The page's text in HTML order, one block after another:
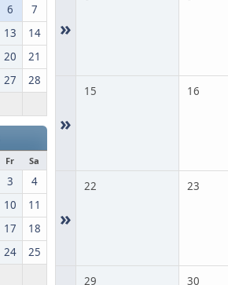
6
7
13
14
20
21
27
28
Fr Sa
3
4
10
11
17
18
24
25
»
»
15 16
»
22 23
29 30